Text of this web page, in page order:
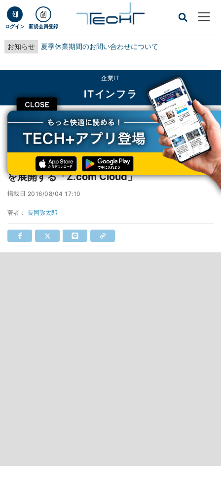
ログイン 新規会員登録
お知らせ 夏季休業期間のお問い合わせについて
CLOSE
企業IT
ITインフラ
TECH+ 企業IT
ITインフラ
IaaSをコアにワンストップでソリューションを展開する「Z.com Cloud」
IaaSをコアにワンストップでソリューション
を展開する「Z.com Cloud」
掲載日 2016/08/04 17:10
著者： 長岡弥太郎